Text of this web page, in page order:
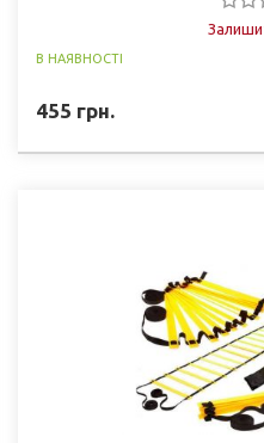
В НАЯВНОСТІ
455 грн.